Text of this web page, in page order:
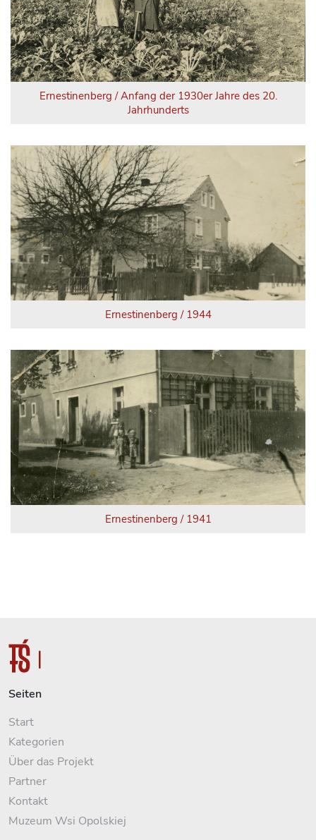
Ernestinenberg / Anfang der 1930er Jahre des 20.
Jahrhunderts
Ernestinenberg / 1944
Ernestinenberg / 1941
Seiten
Start
Kategorien
Über das Projekt
Partner
Kontakt
Muzeum Wsi Opolskiej